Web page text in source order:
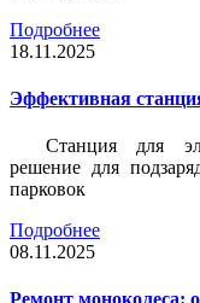
Подробнее
18.11.2025
Эффективная
Станция для
решение для
парковок
Подробнее
08.11.2025